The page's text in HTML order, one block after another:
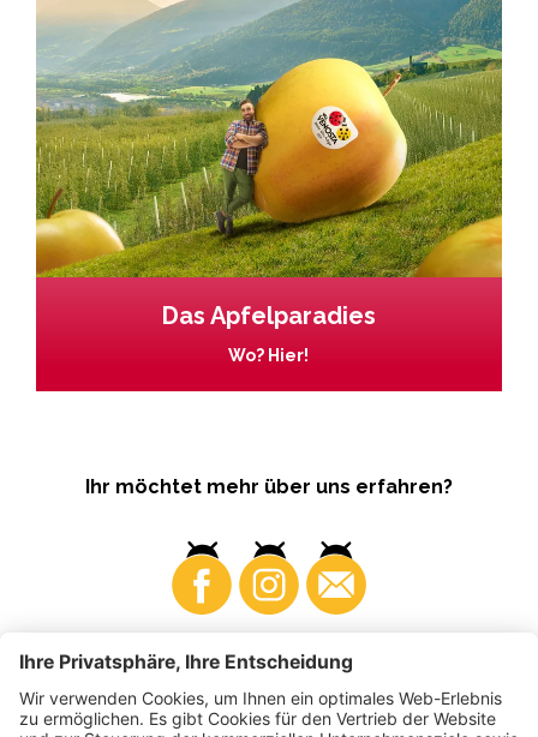
Das Apfelparadies
Wo? Hier!
Ihr möchtet mehr über uns erfahren?
Business Produzenten